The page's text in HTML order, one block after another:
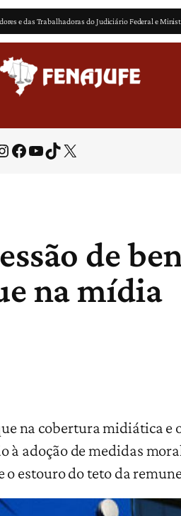
e das Trabalhadoras do Judiciário Federal e
Facebook Youtube TikTok X
de
na mídia
na cobertura midiática
adoção de medidas
estouro do teto da